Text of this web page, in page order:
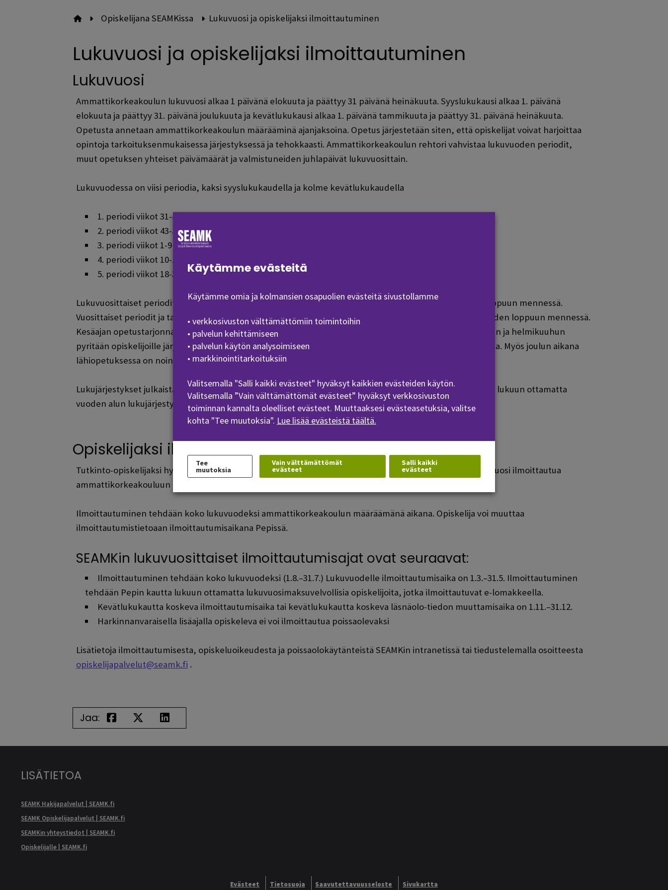
Etusivulle
Opiskelijana SEAMKissa Lukuvuosi ja opiskelijaksi ilmoittautuminen
Lukuvuosi ja opiskelijaksi ilmoittautuminen
Lukuvuosi
Ammattikorkeakoulun lukuvuosi alkaa 1 päivänä elokuuta ja päättyy 31 päivänä heinäkuuta. Syyslukukausi alkaa 1. päivänä
elokuuta ja päättyy 31. päivänä joulukuuta ja kevätlukukausi alkaa 1. päivänä tammikuuta ja päättyy 31. päivänä heinäkuuta.
Opetusta annetaan ammattikorkeakoulun määrääminä ajanjaksoina. Opetus järjestetään siten, että opiskelijat voivat harjoittaa
opintoja tarkoituksenmukaisessa järjestyksessä ja tehokkaasti. Ammattikorkeakoulun rehtori vahvistaa lukuvuoden periodit,
muut opetuksen yhteiset päivämäärät ja valmistuneiden juhlapäivät lukuvuosittain.
Lukuvuodessa on viisi periodia, kaksi syyslukukaudella ja kolme kevätlukukaudella
1. periodi viikot 31-42 (alkaa 1.8.)
2. periodi viikot 43-52 (päättyy 31.12.)
3. periodi viikot 1-9 (alkaa 1.1.)
4. periodi viikot 10-17 (päättyy 30.4.)
5. periodi viikot 18-30 (päättyy 31.7.)
Lukuvuosittaiset periodit ja yhteiset päivämäärät vahvistetaan edeltävän lukuvuoden syyslukukauden loppuun mennessä.
Vuosittaiset periodit ja tarkemmat yhteiset päivämäärät vahvistetaan edeltävän lukuvuoden syyslukukauden loppuun mennessä.
Kesäajan opetustarjonnasta ilmoitetaan SEAMKin verkkosivuilla aina edeltävän kevään aikana. Lokakuuhun ja helmikuuhun
pyritään opiskelijoille järjestämään itsenäisen opiskelun viikko, johon ei sijoiteta läsnäoloa vaativia opintoja. Myös joulun aikana
lähiopetuksessa on noin kahden viikon tauko.
Lukujärjestykset julkaistaan Lukkarikoneessa . Lukujärjestyksiä on julkaistuna aina kuusi viikkoa eteenpäin lukuun ottamatta
vuoden alun lukujärjestyksiä, jotka julkaistaan joulukuun puolivälissä.
Opiskelijaksi ilmoittautuminen
Tutkinto-opiskelijaksi hyväksytyn, joka on ilmoittanut ottavansa vastaan opiskelupaikan, tulee joka lukuvuosi ilmoittautua
ammattikorkeakouluun läsnä- tai poissaolevaksi opiskelijaksi.
Ilmoittautuminen tehdään koko lukuvuodeksi ammattikorkeakoulun määräämänä aikana. Opiskelija voi muuttaa
ilmoittautumistietoaan ilmoittautumisaikana Pepissä.
SEAMKin lukuvuosittaiset ilmoittautumisajat ovat seuraavat:
Ilmoittautuminen tehdään koko lukuvuodeksi (1.8.–31.7.) Lukuvuodelle ilmoittautumisaika on 1.3.–31.5. Ilmoittautuminen
tehdään Pepin kautta lukuun ottamatta lukuvuosimaksuvelvollisia opiskelijoita, jotka ilmoittautuvat e-lomakkeella.
Kevätlukukautta koskeva ilmoittautumisaika tai kevätlukukautta koskeva läsnäolo-tiedon muuttamisaika on 1.11.–31.12.
Harkinnanvaraisella lisäajalla opiskeleva ei voi ilmoittautua poissaolevaksi
Lisätietoja ilmoittautumisesta, opiskeluoikeudesta ja poissaolokäytänteistä SEAMKin intranetissä tai tiedustelemalla osoitteesta
opiskelijapalvelut@seamk.fi .
Jaa:
LISÄTIETOA
SEAMK Hakijapalvelut | SEAMK.fi
SEAMK Opiskelijapalvelut | SEAMK.fi
SEAMKin yhteystiedot | SEAMK.fi
Opiskelijalle | SEAMK.fi
Evästeet Tietosuoja Saavutettavuusseloste Sivukartta
Käytämme evästeitä
Käytämme omia ja kolmansien osapuolien evästeitä sivustollamme
• verkkosivuston välttämättömiin toimintoihin
• palvelun kehittämiseen
• palvelun käytön analysoimiseen
• markkinointitarkoituksiin
Valitsemalla "Salli kaikki evästeet" hyväksyt kaikkien evästeiden käytön.
Valitsemalla ”Vain välttämättömät evästeet” hyväksyt verkkosivuston
toiminnan kannalta oleelliset evästeet. Muuttaaksesi evästeasetuksia, valitse
kohta "Tee muutoksia". Lue lisää evästeistä täältä.
Tee
muutoksia
Vain välttämättömät
evästeet
Salli kaikki
evästeet